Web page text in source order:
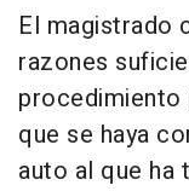
El magistrado
razones
que se haya
auto al que ha